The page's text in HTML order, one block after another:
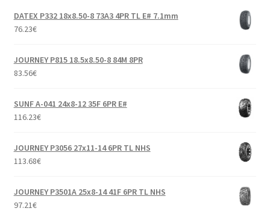
DATEX P332 18x8.50-8 73A3 4PR TL E# 7.1mm
76.23€
JOURNEY P815 18.5x8.50-8 84M 8PR
83.56€
SUNF A-041 24x8-12 35F 6PR E#
116.23€
JOURNEY P3056 27x11-14 6PR TL NHS
113.68€
JOURNEY P3501A 25x8-14 41F 6PR TL NHS
97.21€